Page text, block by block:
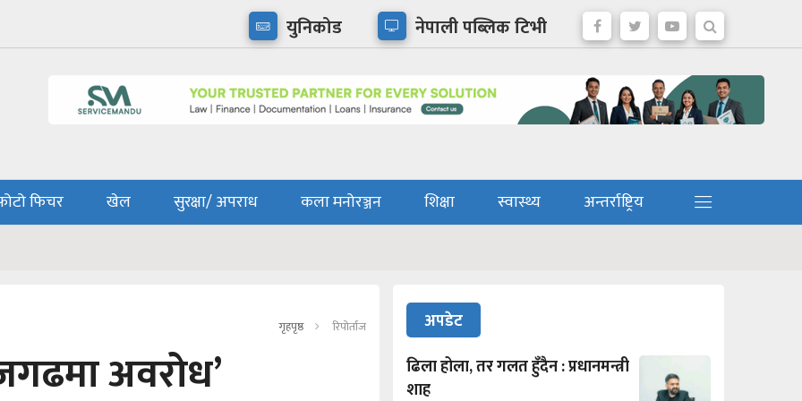
युनिकोड नेपाली पब्लिक टिभी
फिचर खेल सुरक्षा/ अपराध कला मनोरञ्जन शिक्षा स्वास्थ्य
अन्तर्राष्ट्रिय
गृहपृष्ठ रिपोर्ताज
अवरोध’
अपडेट
ढिला होला, तर गलत हुँदैन : प्रधानमन्त्री
शाह